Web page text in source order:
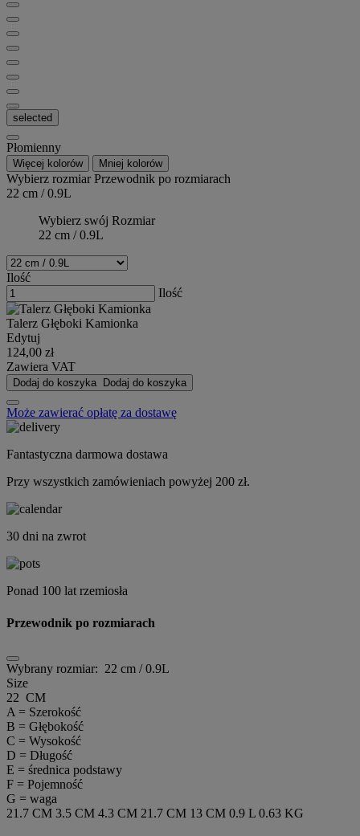
selected
Płomienny
Więcej kolorów Mniej kolorów
Wybierz rozmiarPrzewodnik po rozmiarach
22 cm / 0.9L
Wybierz swój Rozmiar
22 cm / 0.9L
Ilość
Ilość
Talerz Głęboki Kamionka
Edytuj
124,00 zł
Zawiera VAT
Dodaj do koszyka Dodaj do koszyka
Może zawierać opłatę za dostawę
Fantastyczna darmowa dostawa
Przy wszystkich zamówieniach powyżej 200 zł.
30 dni na zwrot
Ponad 100 lat rzemiosła
Przewodnik po rozmiarach
Wybrany rozmiar: 22 cm / 0.9L
Size
22 CM
A = Szerokość
B = Głębokość
C = Wysokość
D = Długość
E = średnica podstawy
F = Pojemność
G = waga
21.7 CM 3.5 CM 4.3 CM 21.7 CM 13 CM 0.9 L 0.63 KG